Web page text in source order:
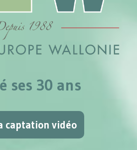
ses 30 ans
captation vidéo